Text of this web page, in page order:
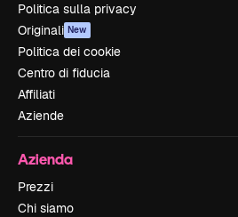
Politica sulla privacy
Originali New
Politica dei cookie
Centro di fiducia
Affiliati
Aziende
Azienda
Prezzi
Chi siamo